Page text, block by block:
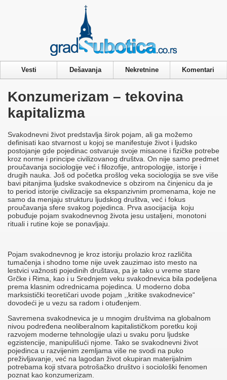
Vesti Dešavanja Nekretnine Komentari
Konzumerizam – tekovina
kapitalizma
Svakodnevni život predstavlja širok pojam, ali ga možemo
definisati kao stvarnost u kojoj se manifestuje život i ljudsko
postojanje gde pojedinac ostvaruje svoje misaone i fizičke potrebe
kroz norme i principe civilizovanog društva. On nije samo predmet
proučavanja sociologije već i filozofije, antropologije, istorije i
drugih nauka. Još od početka prošlog veka sociologija se sve više
bavi pitanjima ljudske svakodnevice s obzirom na činjenicu da je
to period istorije civilizacije sa ekspanzivnim promenama, koje ne
samo da menjaju strukturu ljudskog društva, već i fokus
proučavanja sfere svakog pojedinca. Prva asocijacija koju
pobuđuje pojam svakodnevnog života jesu ustaljeni, monotoni
rituali i rutine koje se ponavljaju.
Pojam svakodnevnog je kroz istoriju prolazio kroz različita
tumačenja i shodno tome nije uvek zauzimao isto mesto na
lestvici važnosti pojedinih društava, pa je tako u vreme stare
Grčke i Rima, kao i u Srednjem veku svakodnevica bila podeljena
prema klasnim odrednicama pojedinca. U moderno doba
marksistički teoretičari uvode pojam ,,kritike svakodnevice“
dovodeći je u vezu sa radom i otuđenjem.
Savremena svakodnevica je u mnogim društvima na globalnom
nivou podređena neoliberalnom kapitalističkom poretku koji
razvojem moderne tehnologije ulazi u svaku poru ljudske
egzistencije, manipulišući njome. Tako se svakodnevni život
pojedinca u razvijenim zemljama više ne svodi na puko
preživljavanje, već na lagodan život okupiran materijalnim
potrebama koji stvara potrošačko društvo i sociološki fenomen
poznat kao konzumerizam.
Privacy & Cookies Policy